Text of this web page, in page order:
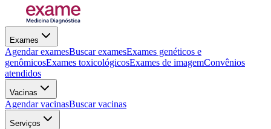
Exames
Agendar examesBuscar examesExames genéticos e
genômicosExames toxicológicosExames de imagemConvênios
atendidos
Vacinas
Agendar vacinasBuscar vacinas
Serviços